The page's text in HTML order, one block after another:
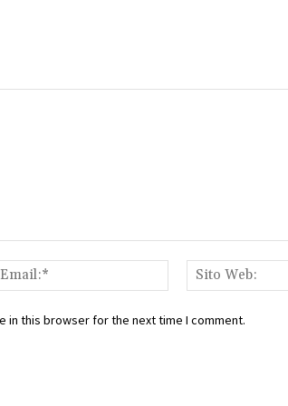
Email:*
in this browser for the next time I comment.